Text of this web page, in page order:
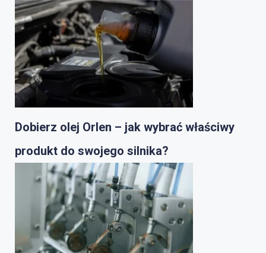
Dobierz olej Orlen – jak wybrać właściwy
produkt do swojego silnika?